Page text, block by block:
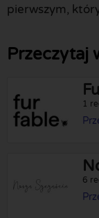
pierwszym,
Przeczytaj
1
6